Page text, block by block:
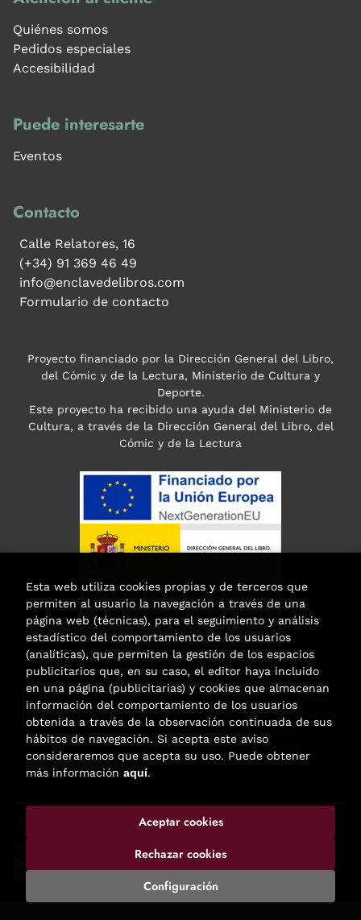
Quiénes somos
Pedidos especiales
Accesibilidad
Puede interesarte
Eventos
Contacto
Calle Relatores, 16
(+34) 91 369 46 49
info@enclavedelibros.com
Formulario de contacto
Proyecto financiado por la Dirección General del Libro,
del Cómic y de la Lectura, Ministerio de Cultura y
Deporte.
Este proyecto ha recibido una ayuda del Ministerio de
Cultura, a través de la Dirección General del Libro, del
Cómic y de la Lectura
Esta actividad ha recibido una ayuda
para la modernización de las librerías de
la Comunidad de Madrid
correspondiente al año 2025.
. Todos los Derechos Reservados |
Esta web utiliza cookies propias y de terceros que
permiten al usuario la navegación a través de una
página web (técnicas), para el seguimiento y análisis
estadístico del comportamiento de los usuarios
(analíticas), que permiten la gestión de los espacios
publicitarios que, en su caso, el editor haya incluido
en una página (publicitarias) y cookies que almacenan
información del comportamiento de los usuarios
obtenida a través de la observación continuada de sus
hábitos de navegación. Si acepta este aviso
consideraremos que acepta su uso. Puede obtener
más información aquí.
Configuración
Rechazar cookies
Aceptar cookies